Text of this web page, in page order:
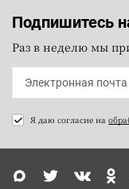
Подпишитесь
Раз в неделю мы
Я даю согласие на